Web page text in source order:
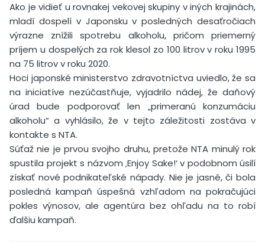
Ako je vidieť u rovnakej vekovej skupiny v iných krajinách,
mladí dospelí v Japonsku v posledných desaťročiach
výrazne znížili spotrebu alkoholu, pričom priemerný
príjem u dospelých za rok klesol zo 100 litrov v roku 1995
na 75 litrov v roku 2020.
Hoci japonské ministerstvo zdravotníctva uviedlo, že sa
na iniciatíve nezúčastňuje, vyjadrilo nádej, že daňový
úrad bude podporovať len „primeranú konzumáciu
alkoholu“ a vyhlásilo, že v tejto záležitosti zostáva v
kontakte s NTA.
Súťaž nie je prvou svojho druhu, pretože NTA minulý rok
spustila projekt s názvom ‚Enjoy Sake!‘ v podobnom úsilí
získať nové podnikateľské nápady. Nie je jasné, či bola
posledná kampaň úspešná vzhľadom na pokračujúci
pokles výnosov, ale agentúra bez ohľadu na to robí
ďalšiu kampaň.